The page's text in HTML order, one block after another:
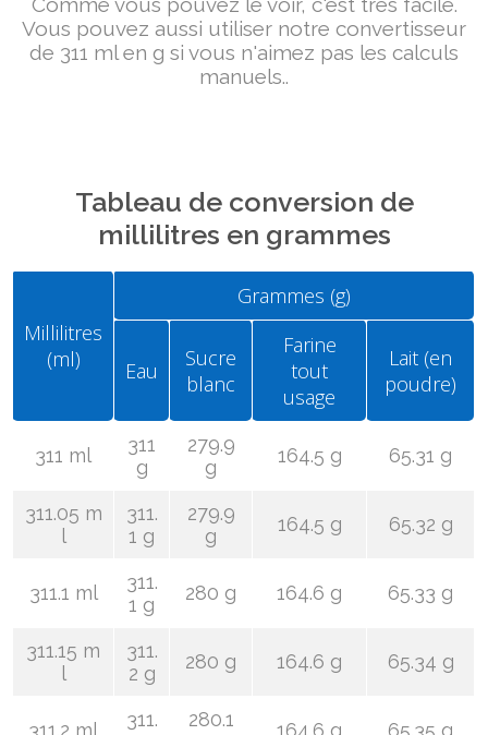
Vous pouvez aussi utiliser notre convertisseur
de 311 ml en g si vous n'aimez pas les calculs
manuels..
Tableau de conversion de
millilitres en grammes
Millilitres
(ml)
Grammes (g)
Eau
Sucre
blanc
Farine
tout
usage
Lait (en
poudre)
311 ml
311
g
279.9
g
164.5 g 65.31 g
311.05 m
l
311.
1 g
279.9
g
164.5 g 65.32 g
311.1 ml
311.
1 g
280 g 164.6 g 65.33 g
311.15 m
l
311.
2 g
280 g 164.6 g 65.34 g
311.2 ml
311.
280.1
164.6 g 65.35 g